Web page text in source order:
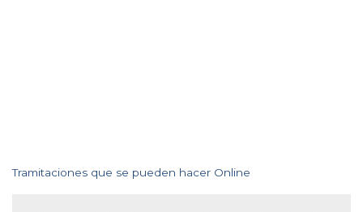
Tramitaciones que se pueden hacer Online